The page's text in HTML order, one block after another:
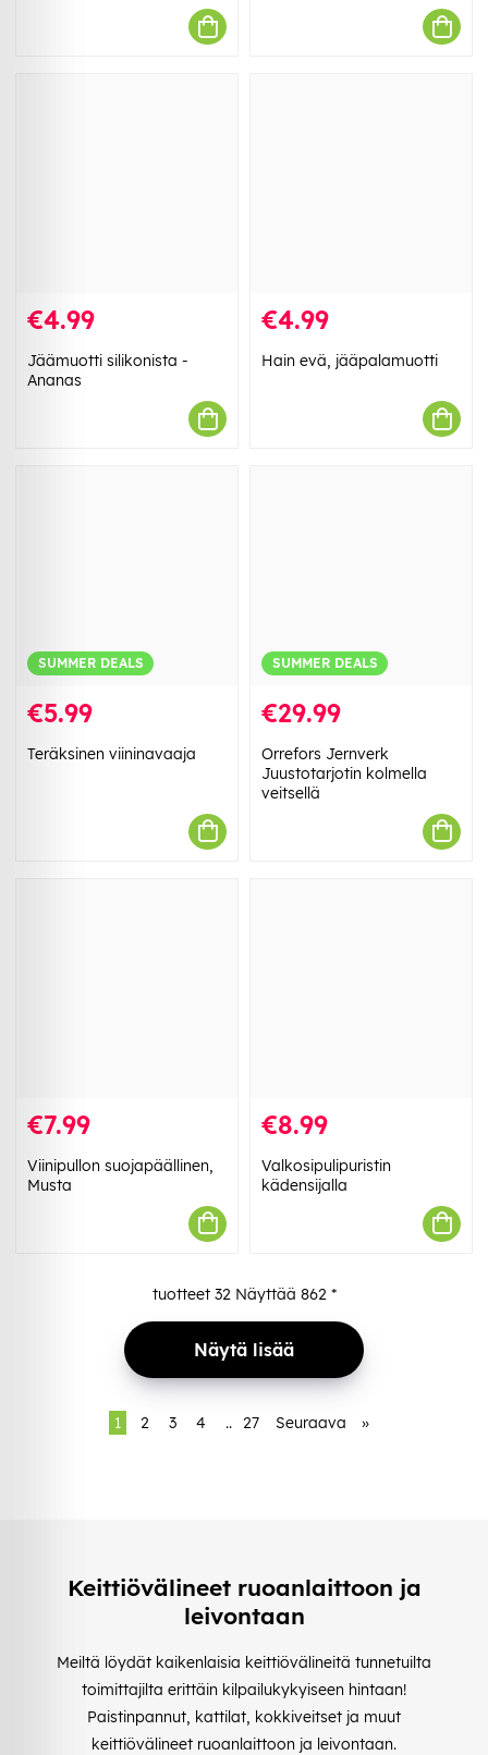
€4.99
Jäämuotti silikonista -
Ananas
€4.99
Hain evä, jääpalamuotti
SUMMER DEALS
€5.99
Teräksinen viininavaaja
SUMMER DEALS
€29.99
Orrefors Jernverk
Juustotarjotin kolmella
veitsellä
€7.99
Viinipullon suojapäällinen,
Musta
€8.99
Valkosipulipuristin
kädensijalla
tuotteet 32Näyttää 862*
Näytä lisää
1 2 3 4 .. 27 Seuraava »
Keittiövälineet ruoanlaittoon ja
leivontaan
Meiltä löydät kaikenlaisia keittiövälineitä tunnetuilta
toimittajilta erittäin kilpailukykyiseen hintaan!
Paistinpannut, kattilat, kokkiveitset ja muut
keittiövälineet ruoanlaittoon ja leivontaan.